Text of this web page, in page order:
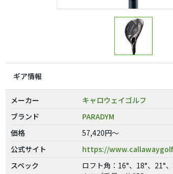
ギア情報
メーカー
キャロウェイゴルフ
ブランド
PARADYM
価格
57,420円～
公式サイト
https://
スペック
ロフト角：16°、18°、21°